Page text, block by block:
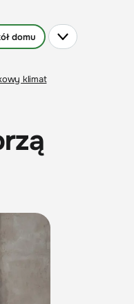
domu
klimat